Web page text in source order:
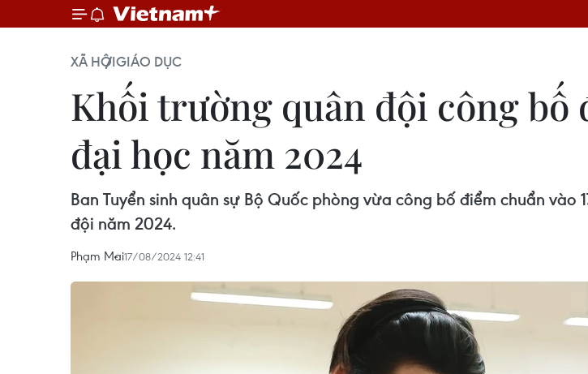
XÃ HỘIGIÁO DỤC
Khối trường quân đội công
đại học năm 2024
Ban Tuyển sinh quân sự Bộ Quốc phòng vừa công bố điểm chuẩn
đội năm 2024.
Phạm Mai17/08/2024 12:41